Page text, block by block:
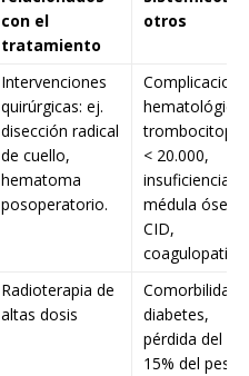
con el
tratamiento
otros
Intervenciones
quirúrgicas: ej.
disección radical
de cuello,
hematoma
posoperatorio.
< 20.000,
insuficiencia
médula ósea,
CID,
coagulopatía
Radioterapia de
altas dosis
diabetes,
pérdida del
15% del peso